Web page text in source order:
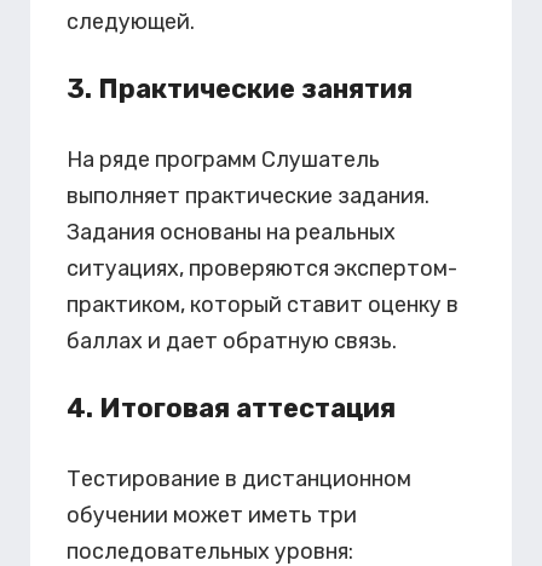
следующей.
3. Практические занятия
На ряде программ Слушатель
выполняет практические задания.
Задания основаны на реальных
ситуациях, проверяются экспертом-
практиком, который ставит оценку в
баллах и дает обратную связь.
4. Итоговая аттестация
Тестирование в дистанционном
обучении может иметь три
последовательных уровня: